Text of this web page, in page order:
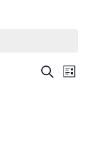
Pesquisar
Lista